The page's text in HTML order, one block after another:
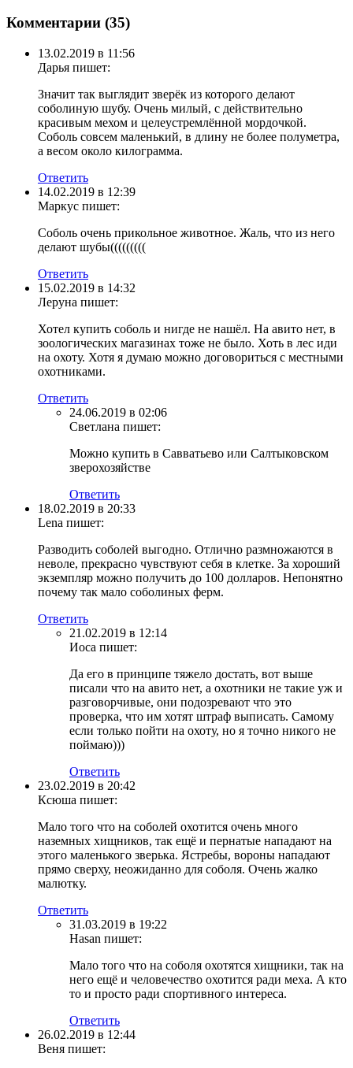
Комментарии (35)
13.02.2019 в 11:56
Дарья пишет:
Значит так выглядит зверёк из которого делают
соболиную шубу. Очень милый, с действительно
красивым мехом и целеустремлённой мордочкой.
Соболь совсем маленький, в длину не более полуметра,
а весом около килограмма.
Ответить
14.02.2019 в 12:39
Маркус пишет:
Соболь очень прикольное животное. Жаль, что из него
делают шубы(((((((((
Ответить
15.02.2019 в 14:32
Леруна пишет:
Хотел купить соболь и нигде не нашёл. На авито нет, в
зоологических магазинах тоже не было. Хоть в лес иди
на охоту. Хотя я думаю можно договориться с местными
охотниками.
Ответить
24.06.2019 в 02:06
Светлана пишет:
Можно купить в Савватьево или Салтыковском
зверохозяйстве
Ответить
18.02.2019 в 20:33
Lena пишет:
Разводить соболей выгодно. Отлично размножаются в
неволе, прекрасно чувствуют себя в клетке. За хороший
экземпляр можно получить до 100 долларов. Непонятно
почему так мало соболиных ферм.
Ответить
21.02.2019 в 12:14
Иоса пишет:
Да его в принципе тяжело достать, вот выше
писали что на авито нет, а охотники не такие уж и
разговорчивые, они подозревают что это
проверка, что им хотят штраф выписать. Самому
если только пойти на охоту, но я точно никого не
поймаю)))
Ответить
23.02.2019 в 20:42
Ксюша пишет:
Мало того что на соболей охотится очень много
наземных хищников, так ещё и пернатые нападают на
этого маленького зверька. Ястребы, вороны нападают
прямо сверху, неожиданно для соболя. Очень жалко
малютку.
Ответить
31.03.2019 в 19:22
Hasan пишет:
Мало того что на соболя охотятся хищники, так на
него ещё и человечество охотится ради меха. А кто
то и просто ради спортивного интереса.
Ответить
26.02.2019 в 12:44
Веня пишет: